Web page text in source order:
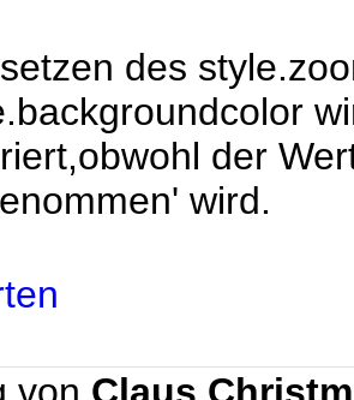
des
der
wird.